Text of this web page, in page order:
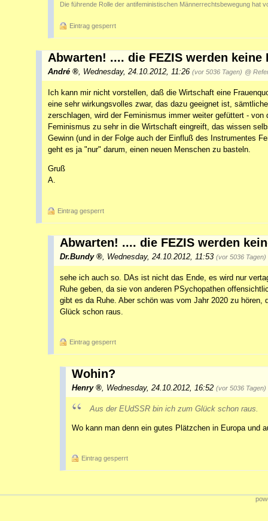
Die führende Rolle der antifeministischen Männerrechtsbewegung hat
Eintrag gesperrt
Abwarten! .... die FEZIS werden keine
André , Wednesday, 24.10.2012, 11:26 (vor 5036 Tagen) @
Ich kann mir nicht vorstellen, daß die Wirtschaft eine
eine sehr wirkungsvolles zwar, das dazu geeignet ist,
zerschlagen, wird der Feminismus immer weiter gefüttert -
Feminismus zu sehr in die Wirtschaft eingreift, das wissen
Gewinn (und in der Folge auch der Einfluß des Instrumentes
geht es ja "nur" darum, einen neuen Menschen zu basteln.
Gruß
A.
Eintrag gesperrt
Abwarten! .... die FEZIS werden
Dr.Bundy Wednesday, 24.10.2012, 11:53 (vor 5036 Tagen)
sehe ich auch so. DAs ist nicht das Ende, es wird nur
Ruhe geben, da sie von anderen PSychopathen
gibt es da Ruhe. Aber schön was vom Jahr 2020 zu
Glück schon raus.
Eintrag gesperrt
Wohin?
Henry Wednesday, 24.10.2012, 16:52 (vor 5036 Tagen)
Aus der EUdSSR bin ich zum Glück schon raus.
Wo kann man denn ein gutes Plätzchen in Europa und
Eintrag gesperrt